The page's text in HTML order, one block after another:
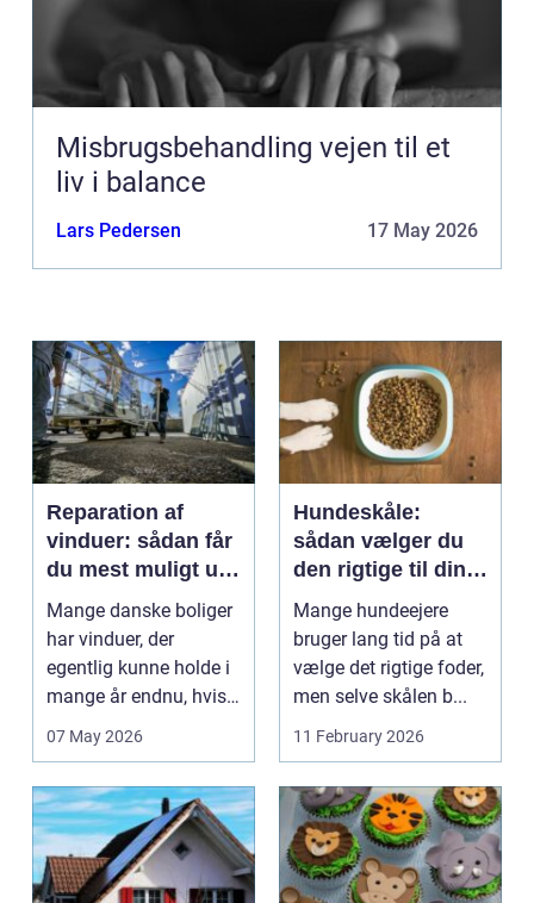
Misbrugsbehandling vejen til et
liv i balance
Lars Pedersen 17 May 2026
Reparation af
vinduer: sådan får
du mest muligt ud
af dine gamle
rammer
Mange danske boliger
har vinduer, der
egentlig kunne holde i
mange år endnu, hvis
de fik den r...
07 May 2026
Hundeskåle:
sådan vælger du
den rigtige til din
hund
Mange hundeejere
bruger lang tid på at
vælge det rigtige foder,
men selve skålen b...
11 February 2026